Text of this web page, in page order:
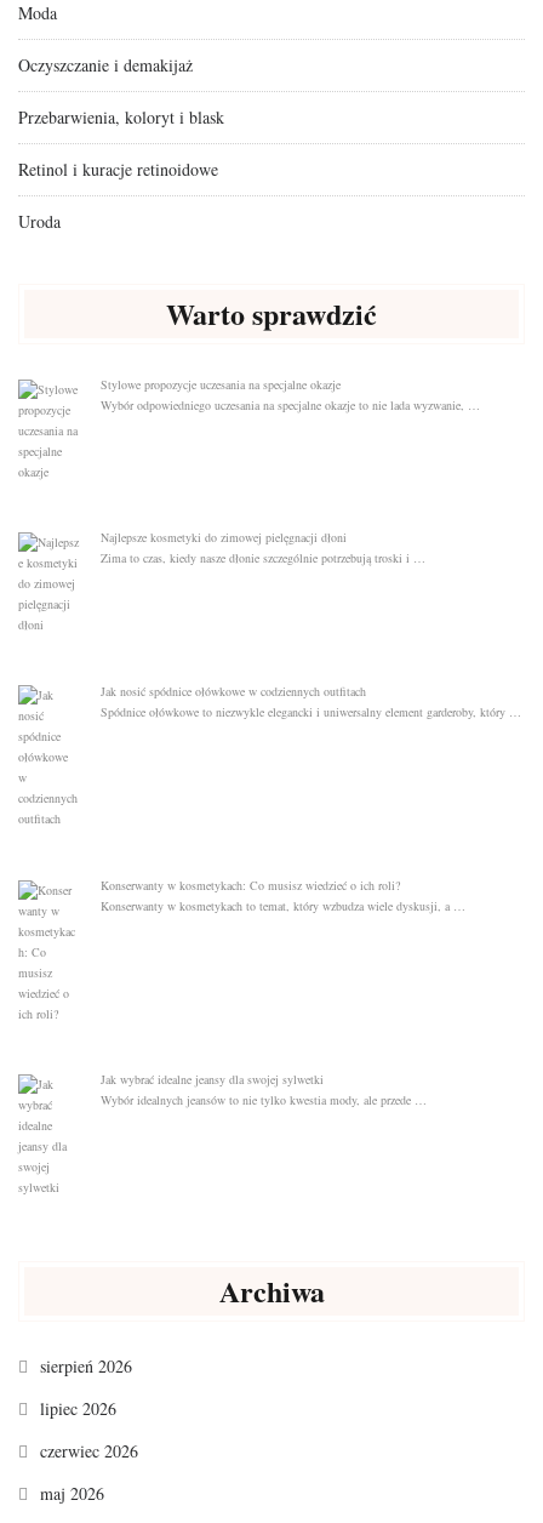
Moda
Oczyszczanie i demakijaż
Przebarwienia, koloryt i blask
Retinol i kuracje retinoidowe
Uroda
Warto sprawdzić
Stylowe propozycje uczesania na specjalne okazje
Wybór odpowiedniego uczesania na specjalne okazje to nie lada wyzwanie, …
Najlepsze kosmetyki do zimowej pielęgnacji dłoni
Zima to czas, kiedy nasze dłonie szczególnie potrzebują troski i …
Jak nosić spódnice ołówkowe w codziennych outfitach
Spódnice ołówkowe to niezwykle elegancki i uniwersalny element garderoby, który …
Konserwanty w kosmetykach: Co musisz wiedzieć o ich roli?
Konserwanty w kosmetykach to temat, który wzbudza wiele dyskusji, a …
Jak wybrać idealne jeansy dla swojej sylwetki
Wybór idealnych jeansów to nie tylko kwestia mody, ale przede …
Archiwa
sierpień 2026
lipiec 2026
czerwiec 2026
maj 2026